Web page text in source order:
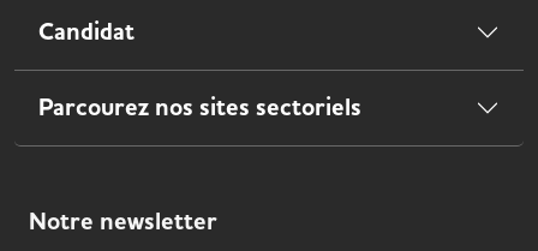
Candidat
Parcourez nos sites sectoriels
Notre newsletter